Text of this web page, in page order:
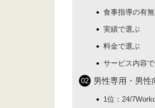
食事指導の有
実績で選ぶ
料金で選ぶ
サービス内容
男性専用・男性
1位：24/